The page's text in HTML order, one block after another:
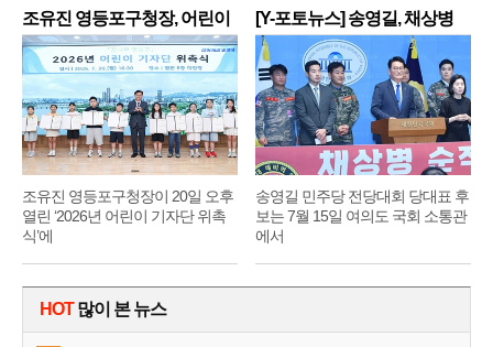
조유진 영등포구청장, 어린이
기
조유진 영등포구청장이 20일 오후
열린 ‘2026년 어린이 기자단 위촉
식’에
[Y-포토뉴스] 송영길, 채상병
순
송영길 민주당 전당대회 당대표 후
보는 7월 15일 여의도 국회 소통관
에서
HOT많이 본 뉴스